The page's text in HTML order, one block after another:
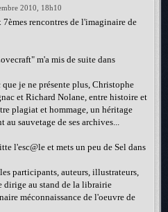
2010, 18h10
rencontres de l'imaginaire de
m'a mis de suite dans
je ne présente plus, Christophe
et Richard Nolane, entre histoire et
plagiat et hommage, un héritage
sauvetage de ses archives...
l'esc@le et mets un peu de Sel dans
participants, auteurs, illustrateurs,
dirige au stand de la librairie
méconnaissance de l'oeuvre de